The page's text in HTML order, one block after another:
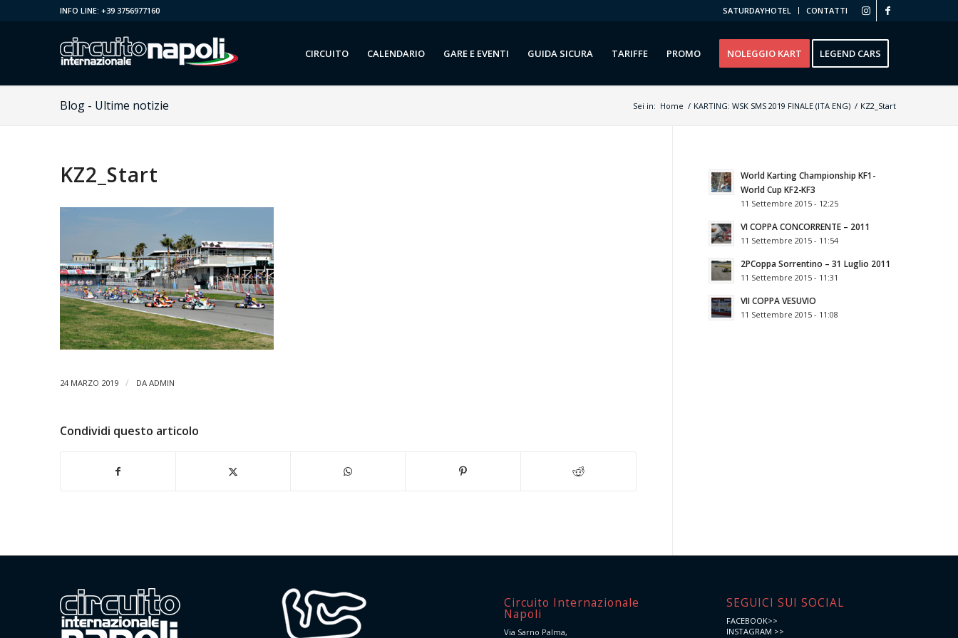
SATURDAYHOTEL CONTATTI
INFO LINE: +39 3756977160
CIRCUITO CALENDARIO GARE E EVENTI GUIDA SICURA TARIFFE PROMO NOLEGGIO KART LEGEND CARS
Blog - Ultime notizie Sei in: Home / KARTING: WSK SMS 2019 FINALE (ITA ENG) / KZ2_Start
KZ2_Start
24 MARZO 2019 / DA ADMIN
Condividi questo articolo
World Karting Championship KF1-
World Cup KF2-KF3
11 Settembre 2015 - 12:25
VI COPPA CONCORRENTE – 2011
11 Settembre 2015 - 11:54
2РCoppa Sorrentino – 31 Luglio 2011
11 Settembre 2015 - 11:31
VII COPPA VESUVIO
11 Settembre 2015 - 11:08
Circuito Internazionale
Napoli
Via Sarno Palma,
SEGUICI SUI SOCIAL
FACEBOOK>>
INSTAGRAM >>